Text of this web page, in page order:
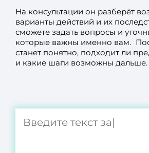
На консультации он разберёт
варианты действий и их
сможете задать вопросы и
которые важны именно вам.
станет понятно, подходит ли
и какие шаги возможны дальше.